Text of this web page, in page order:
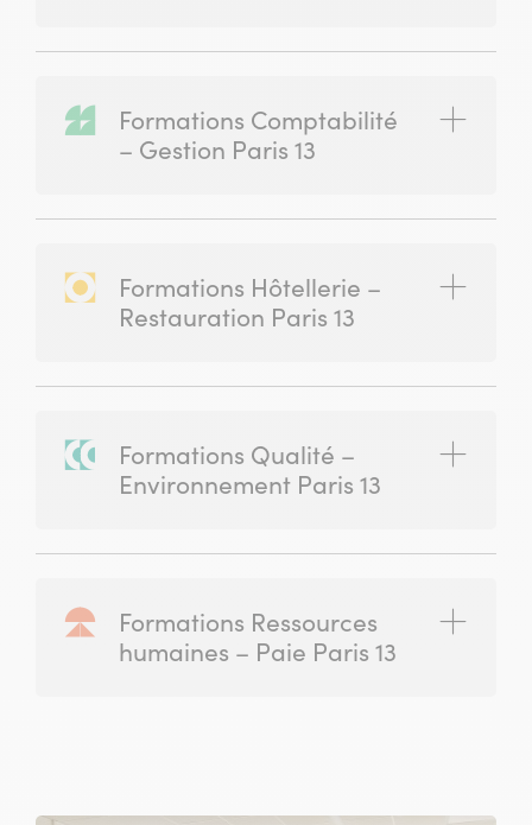
Formations Comptabilité
– Gestion Paris 13
(ouvrir)
Formations Hôtellerie –
Restauration Paris 13
(ouvrir)
Formations Qualité –
Environnement Paris 13
(ouvrir)
Formations Ressources
humaines – Paie Paris 13
(ouvrir)